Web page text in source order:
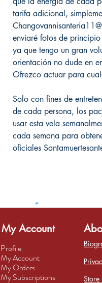
tarifa adicional,
enviaré fotos de
ya que tengo un gran
orientación no dude en
Ofrezco actuar para
Solo con fines de
de cada persona, los
usar esta vela
cada semana para
oficiales
My Account
Profile
My Account
My Orders
My Subscriptions
Store